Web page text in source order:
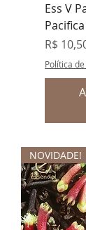
Ess V
Preço
R$
Política
NOVIDADE!